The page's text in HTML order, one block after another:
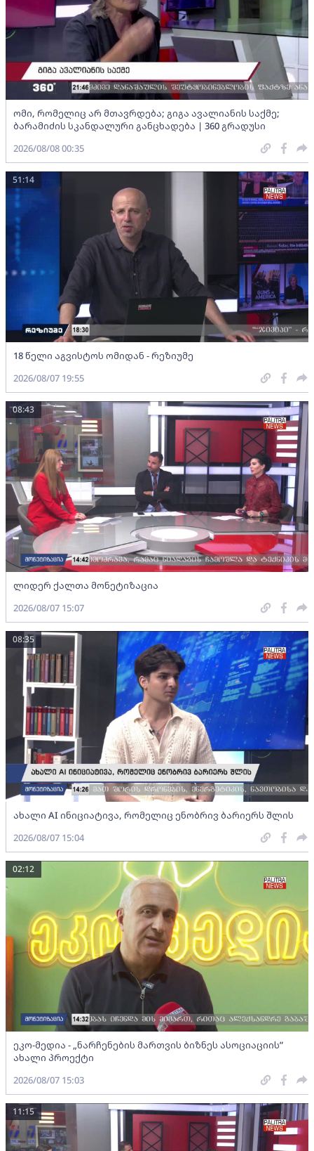
ომი, რომელიც არ მთავრდება; გიგა ავალიანის საქმე;
ბარამიძის სკანდალური განცხადება | 360 გრადუსი
2026/08/08 00:35
18 წელი აგვისტოს ომიდან - რეზიუმე
51:14
2026/08/07 19:55
ლიდერ ქალთა მონეტიზაცია
08:43
2026/08/07 15:07
ახალი AI ინიციატივა, რომელიც ენობრივ ბარიერს შლის
08:35
2026/08/07 15:04
ეკო-მედია - „ნარჩენების მართვის ბიზნეს ასოციაციის”
ახალი პროექტი
02:12
2026/08/07 15:03
11:15